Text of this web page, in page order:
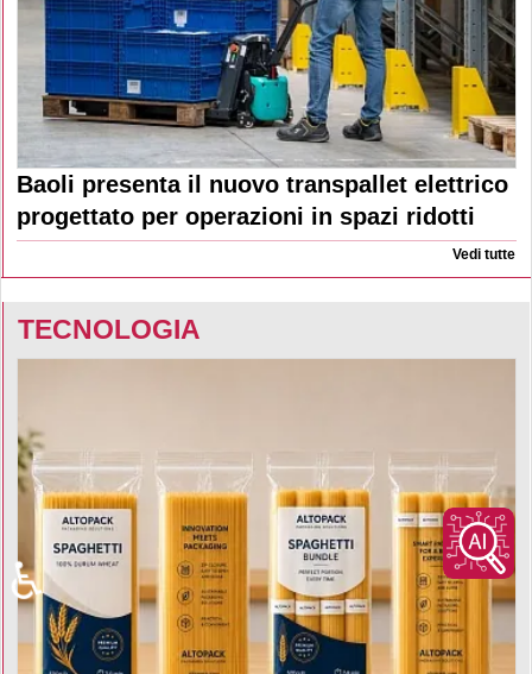
Baoli presenta il nuovo transpallet elettrico
progettato per operazioni in spazi ridotti
Vedi tutte
TECNOLOGIA